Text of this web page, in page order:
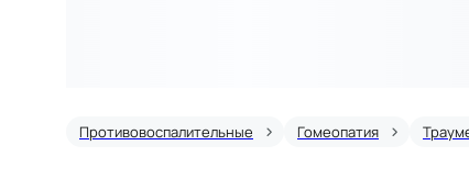
Противовоспалительные Гомеопатия